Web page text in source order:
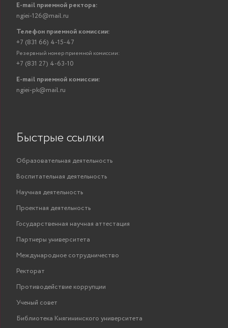
E-mail приемной ректора:
ngiei-126@mail.ru
Телефон приемной комиссии:
+7 (831 66) 4-15-47
Резервный номер приемной комиссии:
+7 (831 27) 4-63-10
E-mail приемной комиссии:
ngiei-pk@mail.ru
Быстрые ссылки
Образовательная деятельность
Воспитательная деятельность
Научная деятельность
Проектная деятельность
Государственная научная аттестация
Партнеры университета
Международное сотрудничество
Ректорат
Противодействие коррупции
Ученый совет
Библиотека Княгининского университета